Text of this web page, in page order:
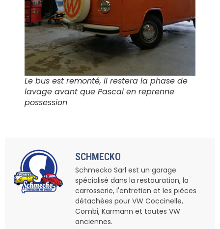
Le bus est remonté, il restera la phase de
lavage avant que Pascal en reprenne
possession
SCHMECKO
Schmecko Sarl est un garage
spécialisé dans la restauration, la
carrosserie, l'entretien et les pièces
détachées pour VW Coccinelle,
Combi, Karmann et toutes VW
anciennes.